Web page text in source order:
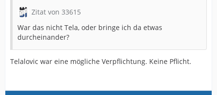
Zitat von 33615
War das nicht Tela, oder bringe ich da etwas
durcheinander?
Telalovic war eine mögliche Verpflichtung. Keine Pflicht.